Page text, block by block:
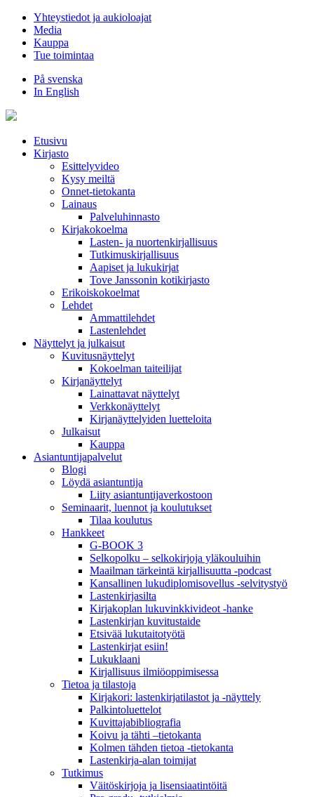
Hyppää
sisältöön
Yhteystiedot ja aukioloajat
Media
Kauppa
Tue toimintaa
På svenska
In English
Etusivu
Kirjasto
Esittelyvideo
Kysy meiltä
Onnet-tietokanta
Lainaus
Palveluhinnasto
Kirjakokoelma
Lasten- ja nuortenkirjallisuus
Tutkimuskirjallisuus
Aapiset ja lukukirjat
Tove Janssonin kotikirjasto
Erikoiskokoelmat
Lehdet
Ammattilehdet
Lastenlehdet
Näyttelyt ja julkaisut
Kuvitusnäyttelyt
Kokoelman taiteilijat
Kirjanäyttelyt
Lainattavat näyttelyt
Verkkonäyttelyt
Kirjanäyttelyiden luetteloita
Julkaisut
Kauppa
Asiantuntija­palvelut
Blogi
Löydä asiantuntija
Liity asiantuntijaverkostoon
Seminaarit, luennot ja koulutukset
Tilaa koulutus
Hankkeet
G-BOOK 3
Selkopolku – selkokirjoja yläkouluihin
Maailman tärkeintä kirjallisuutta -podcast
Kansallinen lukudiplomisovellus -selvitystyö
Lastenkirjasilta
Kirjakoplan lukuvinkkivideot -hanke
Lastenkirjan kuvitustaide
Etsivää lukutaitotyötä
Lastenkirjat esiin!
Lukuklaani
Kirjallisuus ilmiöoppimisessa
Tietoa ja tilastoja
Kirjakori: lastenkirjatilastot ja -näyttely
Palkintoluettelot
Kuvittaja­bibliografia
Koivu ja tähti –tietokanta
Kolmen tähden tietoa -tietokanta
Lastenkirja-alan toimijat
Tutkimus
Väitöskirjoja ja lisensiaatintöitä